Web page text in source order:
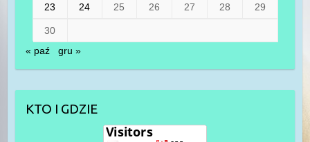
23 24 25 26 27 28 29
30
« paź
gru »
KTO I GDZIE